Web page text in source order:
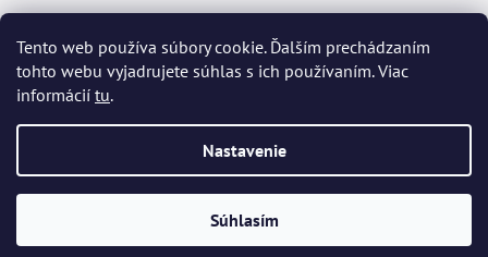
Tento web používa súbory cookie. Ďalším prechádzaním
tohto webu vyjadrujete súhlas s ich používaním. Viac
informácií tu.
Nastavenie
Súhlasím
Čeština Slovenčina English Deutsch Magyar
Język polski Română Italiano Español Français
Português
Nederlands Українська Ελληνικά Svenska Dansk
Bohemia Crystal Glass
vyhradené.